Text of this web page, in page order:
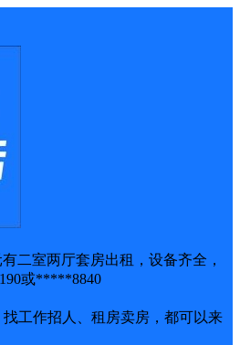
二室两厅套房出租，设备齐全，
或*****8840
工作招人、租房卖房，都可以来